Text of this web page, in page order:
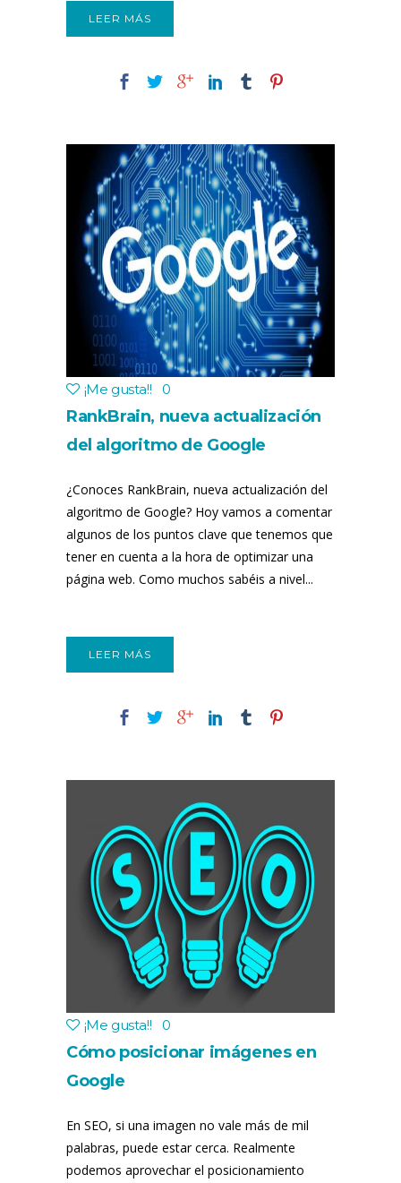
LEER MÁS
¡Me gusta!! 0
RankBrain, nueva actualización
del algoritmo de Google
¿Conoces RankBrain, nueva actualización del
algoritmo de Google? Hoy vamos a comentar
algunos de los puntos clave que tenemos que
tener en cuenta a la hora de optimizar una
página web. Como muchos sabéis a nivel...
LEER MÁS
¡Me gusta!! 0
Cómo posicionar imágenes en
Google
En SEO, si una imagen no vale más de mil
palabras, puede estar cerca. Realmente
podemos aprovechar el posicionamiento